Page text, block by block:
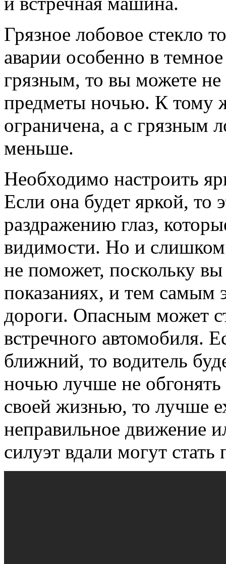
Грязное лобовое стекло
аварии особенно в
грязным, то вы можете не
предметы ночью. К тому
ограничена, а с грязным
меньше.
Необходимо настроить
Если она будет яркой, то
раздражению глаз,
видимости. Но и слишком
не поможет, поскольку вы
показаниях, и тем самым
дороги. Опасным может
встречного автомобиля.
ближний, то водитель
ночью лучше не
своей жизнью, то лучше
неправильное движение
силуэт вдали могут